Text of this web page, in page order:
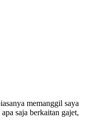
memanggil saya
saja berkaitan gajet,